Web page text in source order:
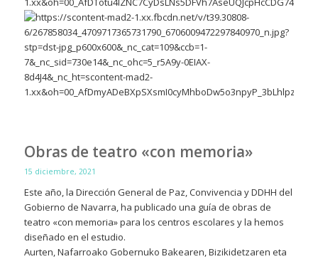
Obras de teatro «con memoria»
15 diciembre, 2021
Este año, la Dirección General de Paz, Convivencia y DDHH del
Gobierno de Navarra, ha publicado una guía de obras de
teatro «con memoria» para los centros escolares y la hemos
diseñado en el estudio.
Aurten, Nafarroako Gobernuko Bakearen, Bizikidetzaren eta